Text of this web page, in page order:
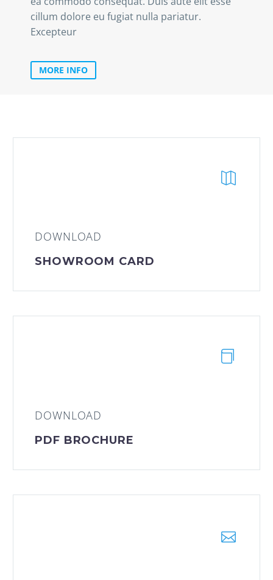
cillum dolore eu fugiat nulla pariatur.
Excepteur
MORE INFO
DOWNLOAD
SHOWROOM CARD
DOWNLOAD
PDF BROCHURE